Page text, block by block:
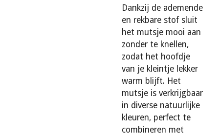
Dankzij de ademende
en rekbare stof sluit
het mutsje mooi aan
zonder te knellen,
zodat het hoofdje
van je kleintje lekker
warm blijft. Het
mutsje is verkrijgbaar
in diverse natuurlijke
kleuren, perfect te
combineren met